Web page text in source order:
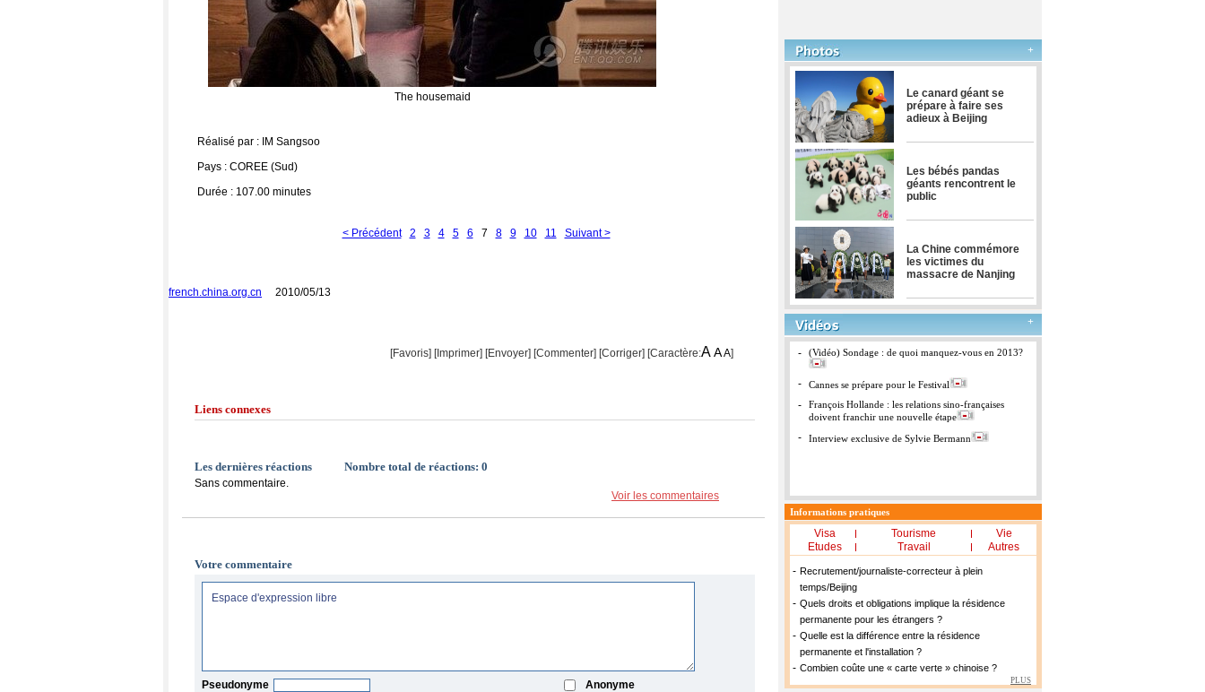
The housemaid
Réalisé par : IM Sangsoo
Pays : COREE (Sud)
Durée : 107.00 minutes
< Précédent 2 3 4 5 6 7 8 9 10 11 Suivant >
french.china.org.cn 2010/05/13
[Favoris] [Imprimer] [Envoyer] [Commenter] [Corriger] [Caractère:AAA]
Liens connexes
Les dernières réactions Nombre total de réactions: 0
Sans commentaire.
Voir les commentaires
Votre commentaire
Pseudonyme Anonyme